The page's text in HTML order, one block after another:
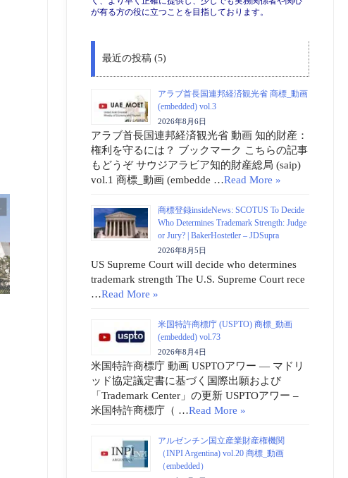
が有る方の役に立つことを目指しております。
最近の投稿 (5)
アラブ首長国連邦経済観光省 商標_動画
(embedded) vol.3
2026年8月6日
アラブ首長国連邦経済観光省 動画 知的財産：
権利を守るには？ ブックマーク こちらの記事
もどうぞ サウジアラビア知的財産総局 (saip)
vol.1 商標_動画 (embedde …Read More »
商標登録insideNews: SCOTUS To Decide
Who Determines Trademark Strength: Judge
or Jury? | BakerHostetler – JDSupra
2026年8月5日
US Supreme Court will decide who determines
trademark strength The U.S. Supreme Court rece
…Read More »
米国特許商標庁 (USPTO) 商標_動画
(embedded) vol.73
2026年8月4日
米国特許商標庁 動画 USPTOアワー ― マドリ
ッド協定議定書に基づく国際出願および
「Trademark Center」の更新 USPTOアワー –
米国特許商標庁（ …Read More »
アルゼンチン国立産業財産権機関
（INPI Argentina) vol.20 商標_動画
（embedded）